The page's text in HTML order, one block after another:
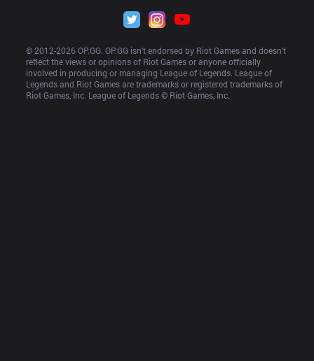
© 2012-2026 OP.GG. OP.GG isn’t endorsed by Riot Games and doesn’t
reflect the views or opinions of Riot Games or anyone officially
involved in producing or managing League of Legends. League of
Legends and Riot Games are trademarks or registered trademarks of
Riot Games, Inc. League of Legends © Riot Games, Inc.